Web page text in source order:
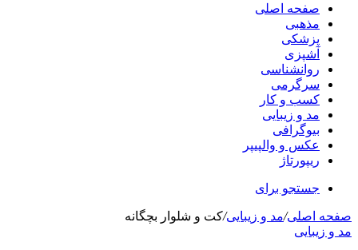
اصلی
و کار
و زیبایی
و والپیپر
برای
/مد و زیبایی/ کت و شلوار بچگانه